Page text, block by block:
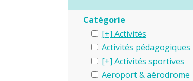
Catégorie
Activités
Activités pédagogiques
Activités sportives
Aeroport & aérodrome